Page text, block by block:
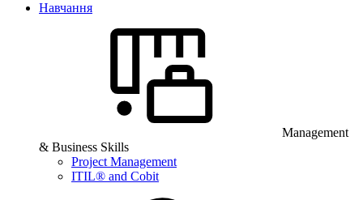
Навчання
Management
& Business Skills
Project Management
ITIL® and Cobit